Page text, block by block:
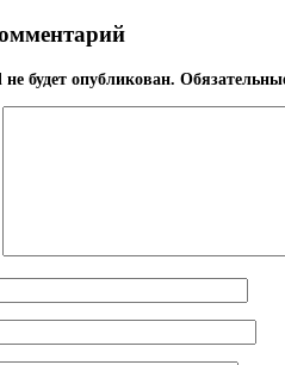
будет опубликован.